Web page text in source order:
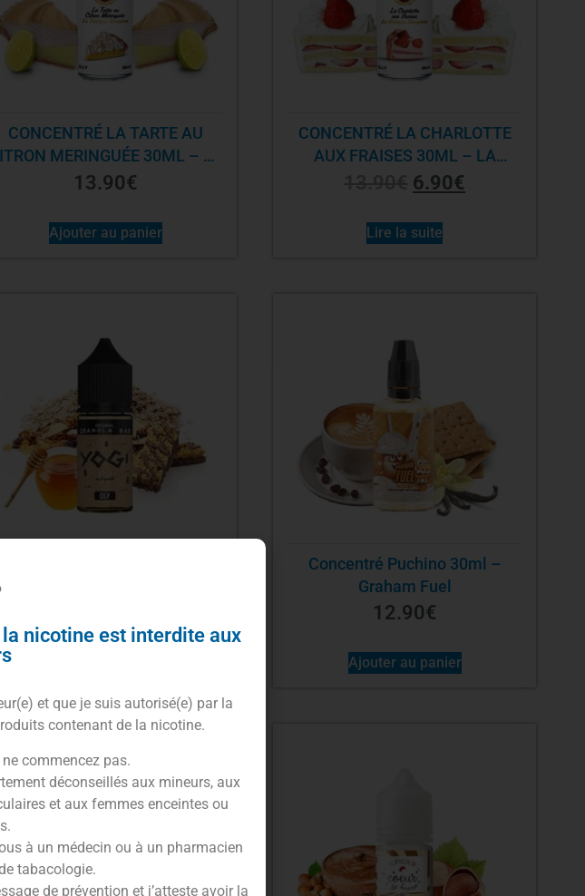
CONCENTRÉ LA TARTE AU
MERINGUÉE 30ML – LA
FABRIQUE FRANÇAISE
13.90€
Ajouter au panier
CONCENTRÉ LA CHARLOTTE
AUX FRAISES 30ML – LA
FABRIQUE FRANÇAISE
6.90€
Lire la suite
Concentré Puchino 30ml –
Graham Fuel
12.90€
Ajouter au panier
nicotine est interdite aux
et que je suis autorisé(e) par la
contenant de la nicotine.
commencez pas.
déconseillés aux mineurs, aux
et aux femmes enceintes ou
à un médecin ou à un pharmacien
tabacologie.
de prévention et j’atteste avoir la